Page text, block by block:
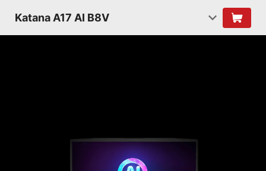
Katana A17 AI B8V